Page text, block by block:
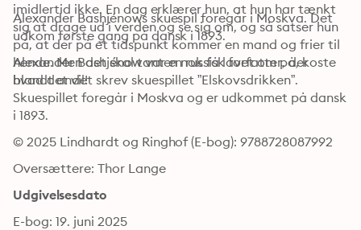
imidlertid ikke. En dag erklærer hun, at hun har tænkt
sig at drage ud i verden og se sig om, og så satser hun
på, at der på et tidspunkt kommer en mand og frier til
hende. Men det skal tanten nok få lavet om på, koste
hvad det vil!
Alexander Bashjénows skuespil foregår i Moskva. Det
udkom første gang på dansk i 1893.
Alexander Bashjénow var en russisk forfatter, der
blandt andet skrev skuespillet ”Elskovsdrikken”.
Skuespillet foregår i Moskva og er udkommet på dansk
i 1893.
© 2025 Lindhardt og Ringhof (E-bog): 9788728087992
Oversættere: Thor Lange
Udgivelsesdato
E-bog: 19. juni 2025